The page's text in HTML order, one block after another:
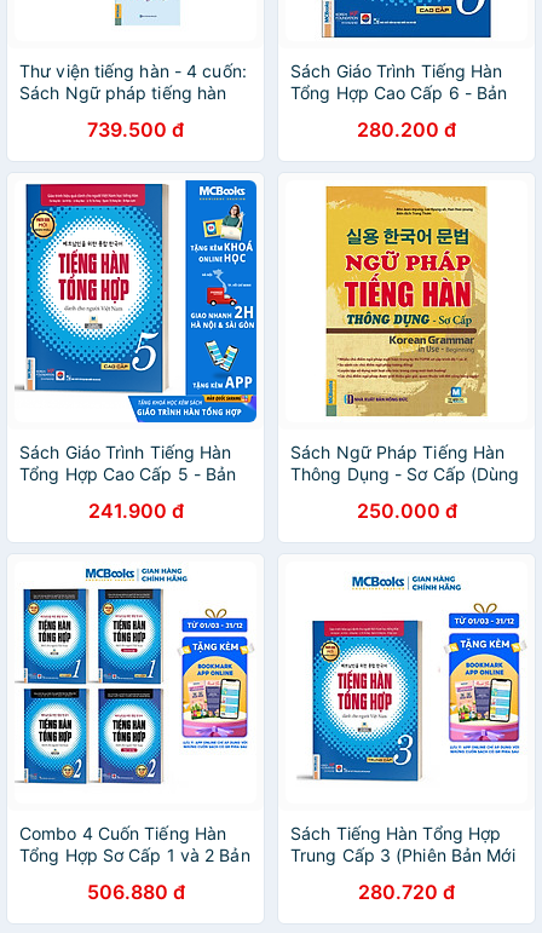
Thư viện tiếng hàn - 4 cuốn:
Sách Ngữ pháp tiếng hàn
cấp + cao cấp) + 5000 Từ
Vựng Tiếng Hàn Thông
Dụng ( tặng Những từ dễ
nhầm lẫn trong tiếng Hàn
95k)
739.500 đ
Sách Giáo Trình Tiếng Hàn
Tổng Hợp Cao Cấp 6 - Bản
280.200 đ
Sách Giáo Trình Tiếng Hàn
Tổng Hợp Cao Cấp 5 - Bản
241.900 đ
Sách Ngữ Pháp Tiếng Hàn
Thông Dụng - Sơ Cấp (Dùng
250.000 đ
Combo 4 Cuốn Tiếng Hàn
Tổng Hợp Sơ Cấp 1 và 2 Bản
Và Khóa Học Online
506.880 đ
Sách Tiếng Hàn Tổng Hợp
Trung Cấp 3 (Phiên Bản Mới
280.720 đ